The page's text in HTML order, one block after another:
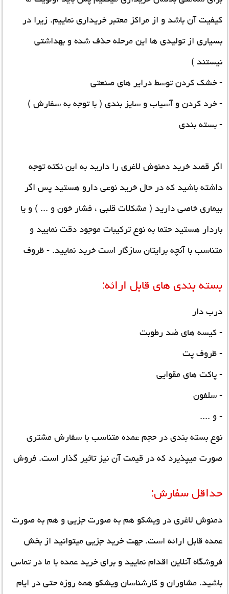
کیفیت آن باشد و از مراکز معتبر خریداری نماییم. زیرا در
بسیاری از تولیدی ها این مرحله حذف شده و بهداشتی
نیستند )
- خشک کردن توسط درایر های صنعتی
- خرد کردن و آسیاب و سایز بندی ( با توجه به سفارش )
- بسته بندی
اگر قصد خرید دمنوش لاغری را دارید به این نکته توجه
داشته باشید که در حال خرید نوعی دارو هستید پس اگر
بیماری خاصی دارید ( مشکلات قلبی ، فشار خون و ... ) و یا
باردار هستید حتما به نوع ترکیبات موجود دقت نمایید و
متناسب با آنچه برایتان سازگار است خرید نمایید.
بسته بندی های قابل ارائه:
- ظروف
درب دار
- کیسه های ضد رطوبت
- ظروف پت
- پاکت های مقوایی
- سلفون
- و ....
نوع بسته بندی در حجم عمده متناسب با سفارش مشتری
صورت میپذیرد که در قیمت آن نیز تاثیر گذار است.
حداقل سفارش:
فروش
دمنوش لاغریدر ویشکو هم به صورت جزیی و هم به صورت
عمده قابل ارائه است. جهت خرید جزیی میتوانید از بخش
فروشگاه آنلاین اقدام نمایید و برای خرید عمده با ما در تماس
باشید. مشاوران و کارشناسان ویشکو همه روزه حتی در ایام